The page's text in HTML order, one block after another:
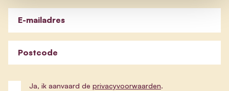
E-mailadres
Postcode
Ja, ik aanvaard de privacyvoorwaarden.